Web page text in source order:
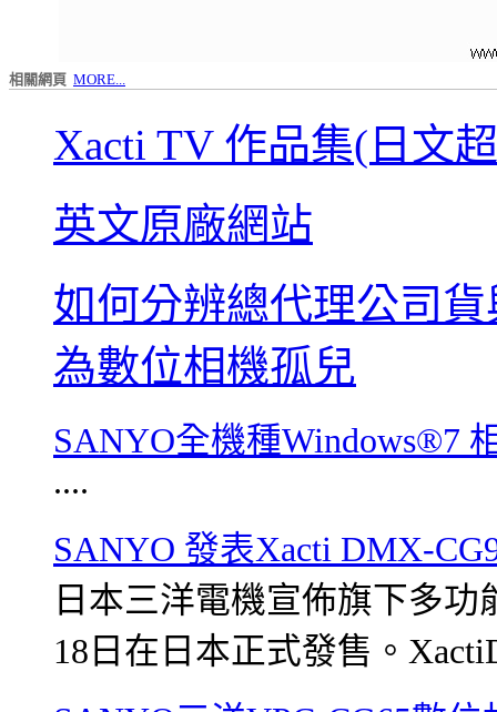
相關網頁 MORE...
Xacti TV 作品集(日文
英文原廠網站
如何分辨總代理公司
為數位相機孤兒
SANYO全機種Windows®7
....
SANYO 發表Xacti DMX-
日本三洋電機宣佈旗下多
18日在日本正式發售。